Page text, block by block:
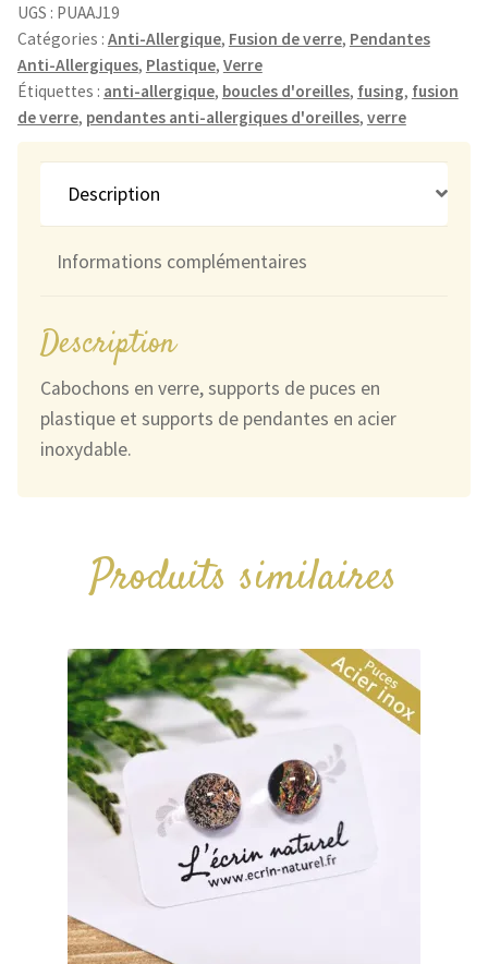
Allergiques
Dégradées
Bleues
et
Vertes
UGS : PUAAJ19
Catégories : Anti-Allergique, Fusion de verre, Pendantes
Anti-Allergiques, Plastique, Verre
Étiquettes : anti-allergique, boucles d'oreilles, fusing, fusion
de verre, pendantes anti-allergiques d'oreilles, verre
Description
Informations complémentaires
Description
Cabochons en verre, supports de puces en
plastique et supports de pendantes en acier
inoxydable.
Produits similaires